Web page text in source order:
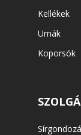
Kellékek
Urnák
Koporsók